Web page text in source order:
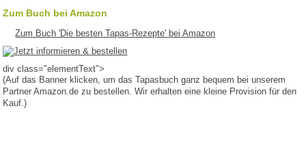
Zum Buch bei Amazon
Zum Buch 'Die besten Tapas-Rezepte' bei Amazon
div class="elementText">
(Auf das Banner klicken, um das Tapasbuch ganz bequem bei unserem
Partner Amazon.de zu bestellen. Wir erhalten eine kleine Provision für den
Kauf.)